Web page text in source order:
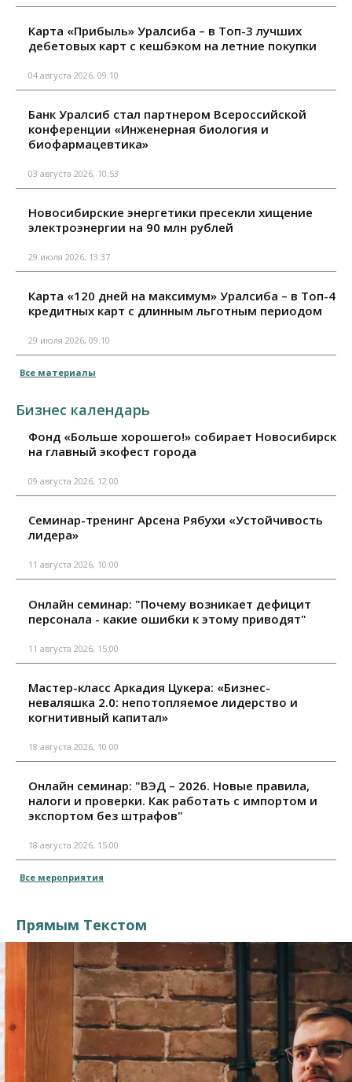
Карта «Прибыль» Уралсиба – в Топ-3 лучших
дебетовых карт с кешбэком на летние покупки
04 августа 2026, 09:10
Банк Уралсиб стал партнером Всероссийской
конференции «Инженерная биология и
биофармацевтика»
03 августа 2026, 10:53
Новосибирские энергетики пресекли хищение
электроэнергии на 90 млн рублей
29 июля 2026, 13:37
Карта «120 дней на максимум» Уралсиба – в Топ-4
кредитных карт с длинным льготным периодом
29 июля 2026, 09:10
Все материалы
Бизнес календарь
Фонд «Больше хорошего!» собирает Новосибирск
на главный экофест города
09 августа 2026, 12:00
Семинар-тренинг Арсена Рябухи «Устойчивость
лидера»
11 августа 2026, 10:00
Онлайн семинар: "Почему возникает дефицит
персонала - какие ошибки к этому приводят"
11 августа 2026, 15:00
Мастер-класс Аркадия Цукера: «Бизнес-
неваляшка 2.0: непотопляемое лидерство и
когнитивный капитал»
18 августа 2026, 10:00
Онлайн семинар: "ВЭД – 2026. Новые правила,
налоги и проверки. Как работать с импортом и
экспортом без штрафов"
18 августа 2026, 15:00
Все мероприятия
Прямым Текстом